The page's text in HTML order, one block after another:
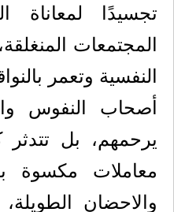
تجسيدًا لمعاناة
المجتمعات
النفسية وتعمر
أصحاب النفوس
يرحمهم، بل
معاملات مكسوة
والاحضان